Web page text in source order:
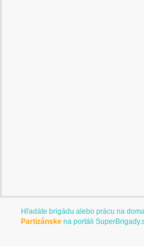
Hľadáte brigádu alebo prácu na
Partizánske na portáli